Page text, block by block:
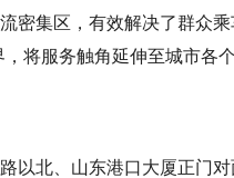
密集区，有效解决了群众
将服务触角延伸至城市各
以北、山东港口大厦正门